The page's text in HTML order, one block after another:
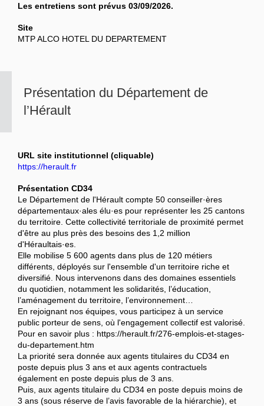
Les entretiens sont prévus 03/09/2026.
Site
MTP ALCO HOTEL DU DEPARTEMENT
Présentation du Département de
l’Hérault
URL site institutionnel (cliquable)
https://herault.fr
Présentation CD34
Le Département de l'Hérault compte 50 conseiller·ères
départementaux·ales élu·es pour représenter les 25 cantons
du territoire. Cette collectivité territoriale de proximité permet
d'être au plus près des besoins des 1,2 million
d'Héraultais·es.
Elle mobilise 5 600 agents dans plus de 120 métiers
différents, déployés sur l'ensemble d'un territoire riche et
diversifié. Nous intervenons dans des domaines essentiels
du quotidien, notamment les solidarités, l’éducation,
l’aménagement du territoire, l’environnement…
En rejoignant nos équipes, vous participez à un service
public porteur de sens, où l'engagement collectif est valorisé.
Pour en savoir plus : https://herault.fr/276-emplois-et-stages-
du-departement.htm
La priorité sera donnée aux agents titulaires du CD34 en
poste depuis plus 3 ans et aux agents contractuels
également en poste depuis plus de 3 ans.
Puis, aux agents titulaire du CD34 en poste depuis moins de
3 ans (sous réserve de l’avis favorable de la hiérarchie), et